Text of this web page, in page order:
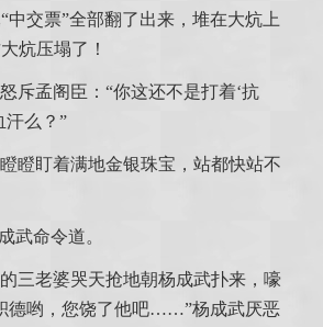
中交票”全部翻了出来，堆在大炕上
炕压塌了！
斥孟阁臣：“你这还不是打着‘抗
汗么？”
瞪盯着满地金银珠宝，站都快站不
武命令道。
三老婆哭天抢地朝杨成武扑来，嚎
德哟，您饶了他吧……”杨成武厌恶